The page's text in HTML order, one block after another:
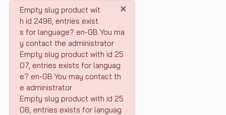
×
danger
Empty slug product wit
h id 2496, entries exist
s for language? en-GB You ma
y contact the administrator
Empty slug product with id 25
07, entries exists for languag
e? en-GB You may contact th
e administrator
Empty slug product with id 25
08, entries exists for languag